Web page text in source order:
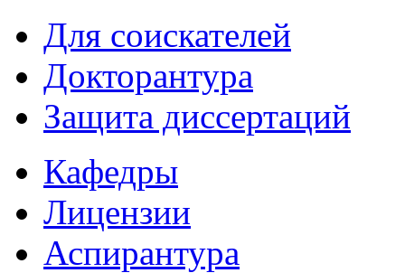
Для соискателей
Докторантура
Защита диссертаций
Кафедры
Лицензии
Аспирантура